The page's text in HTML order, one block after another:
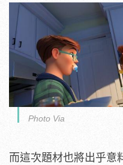
Photo Via
而這次題材也將出乎意